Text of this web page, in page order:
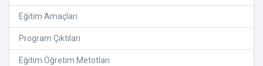
Eğitim Amaçları
Program Çıktıları
Eğitim Öğretim Metotları